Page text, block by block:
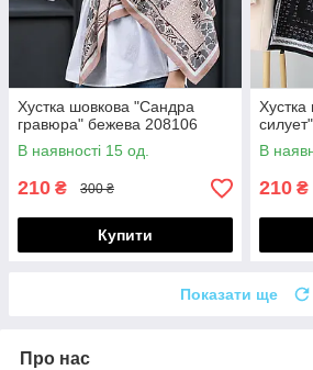
Хустка шовкова "Сандра
гравюра" бежева 208106
В наявності 15 од.
210 ₴ 300 ₴
Купити
В
210 ₴
Показати ще
Про нас